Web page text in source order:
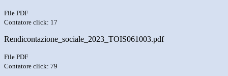
File PDF
Contatore click: 17
Rendicontazione_sociale_2023_TOIS061003.pdf
File PDF
Contatore click: 79